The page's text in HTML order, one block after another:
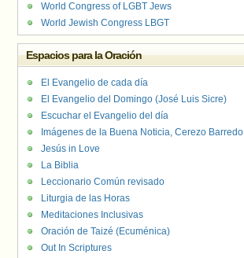
World Congress of LGBT Jews
World Jewish Congress LBGT
Espacios para la Oración
El Evangelio de cada día
El Evangelio del Domingo (José Luis Sicre)
Escuchar el Evangelio del día
Imágenes de la Buena Noticia, Cerezo Barredo
Jesús in Love
La Biblia
Leccionario Común revisado
Liturgia de las Horas
Meditaciones Inclusivas
Oración de Taizé (Ecuménica)
Out In Scriptures